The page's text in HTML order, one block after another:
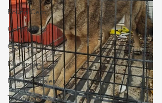
Round Cero
Columnistas
CDMX
Nacionales
Internacionales
Tecnología